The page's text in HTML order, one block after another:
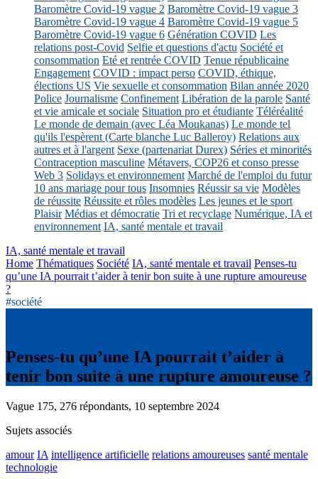
Baromètre Covid-19 vague 2 Baromètre Covid-19 vague 3
Baromètre Covid-19 vague 4 Baromètre Covid-19 vague 5
Baromètre Covid-19 vague 6 Génération COVID Les
relations post-Covid Selfie et questions d'actu Société et
consommation Eté et rentrée COVID Tenue républicaine
Engagement COVID : impact perso COVID, éthique,
élections US Vie sexuelle et consommation Bilan année 2020
Police Journalisme Confinement Libération de la parole Santé
et vie amicale et sociale Situation pro et étudiante Téléréalité
Le monde de demain (avec Léa Moukanas) Le monde tel
qu'ils l'espèrent (Carte blanche Luc Balleroy) Relations aux
autres et à l'argent Sexe (partenariat Durex) Séries et minorités
Contraception masculine Métavers, COP26 et conso presse
Web 3 Solidays et environnement Marché de l'emploi du futur
10 ans mariage pour tous Insomnies Réussir sa vie Modèles
de réussite Réussite et rôles modèles Les jeunes et le sport
Plaisir Médias et démocratie Tri et recyclage Numérique, IA et
environnement IA, santé mentale et travail
IA, santé mentale et travail
Home Thématiques Société IA, santé mentale et travail Penses-tu
qu’une IA pourrait t’aider à tenir bon suite à une rupture amoureuse
?
#société
Penses-tu qu’une IA pourrait t’aider à
tenir bon suite à une rupture amoureuse ?
Vague 175, 276 répondants, 10 septembre 2024
Sujets associés
amour IA intelligence artificielle relations amoureuses santé mentale
technologie